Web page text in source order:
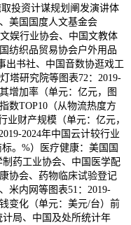
投资计谋规划阐发演讲体
美国国度人文基金会
娱行业协会、中国文教体
纺织品贸易协会户外用品
出书社、中国音数协逛戏工
塔研究院等图表72：2019-
增加率（单元：亿元，图
数TOP10（从物流热度方
业财产规模（单元：亿元，
2024年中国云计较行业
。%）医疗健康：美国国
药工业协会、中国医学配
协会、药物临床试验登记
米内网等图表51：2019-
变化（单元：美元/台）前
局、中国及处所统计年